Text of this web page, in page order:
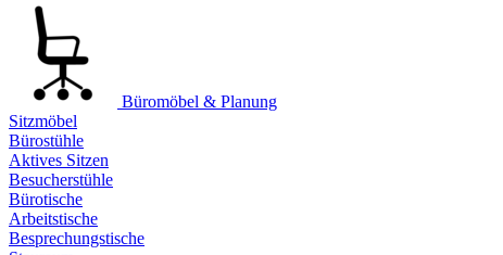
Büromöbel & Planung
Sitzmöbel
Bürostühle
Aktives Sitzen
Besucherstühle
Bürotische
Arbeitstische
Besprechungstische